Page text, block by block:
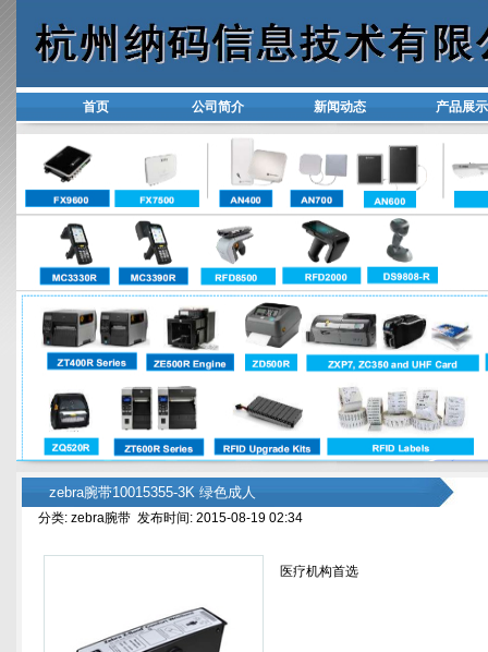
首页 公司简介 新闻动态 产品展示
zebra腕带10015355-3K 绿色成人
分类: zebra腕带 发布时间: 2015-08-19 02:34
医疗机构首选